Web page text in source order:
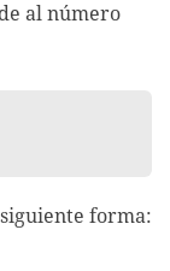
al número
forma: